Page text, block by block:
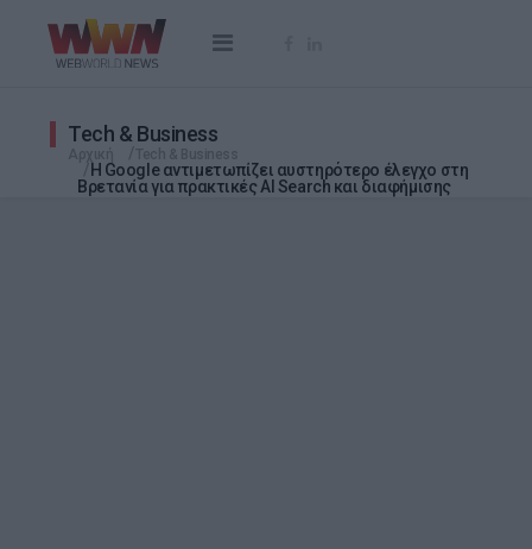
Tech & Business
Η Google αντιμετωπίζει αυστηρότερο έλεγχο στη
Βρετανία για πρακτικές AI Search και διαφήμισης